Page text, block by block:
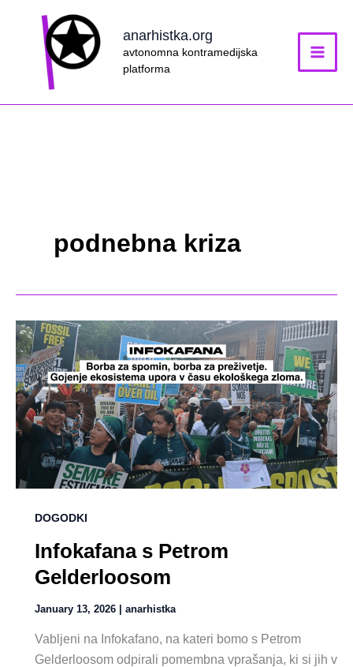
anarhistka.org
avtonomna kontramedijska
platforma
podnebna kriza
DOGODKI
Infokafana s Petrom
Gelderloosom
January 13, 2026 anarhistka
Vabljeni na Infokafano, na kateri bomo s Petrom
Gelderloosom odpirali pomembna vprašanja, ki si jih v